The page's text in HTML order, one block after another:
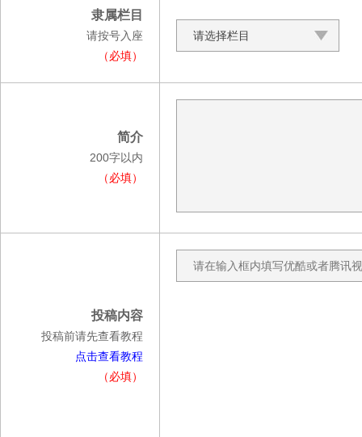
隶属栏目
请按号入座
（必填）
请选择栏目
简介
200字以内
（必填）
投稿内容
投稿前请先查看教程
点击查看教程
（必填）